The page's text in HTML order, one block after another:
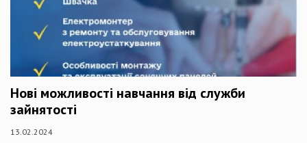
Нові можливості навчання від служби
зайнятості
13.02.2024